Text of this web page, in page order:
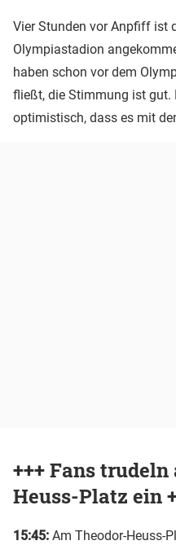
Vier Stunden vor Anpfiff ist
Olympiastadion
haben schon vor dem
fließt, die Stimmung ist gut.
optimistisch, dass es mit
+++ Fans
Heuss-Platz ein
15:45: Am Theodor-Heuss-